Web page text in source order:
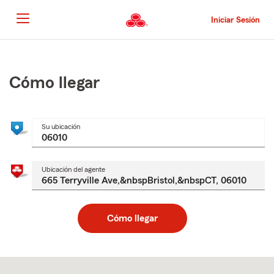
al
contenido
principal
Iniciar Sesión
principal
Cómo llegar
Su ubicación
Ubicación del agente
Cómo llegar
to